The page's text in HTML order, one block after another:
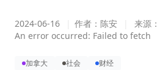
2024-06-16 作者： 陈安 来源：
An error occurred: Failed to fetch
加拿大 社会 财经